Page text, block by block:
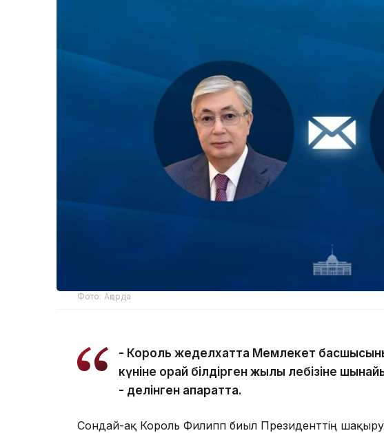
Фото: Ақорда
- Король жеделхатта Мемлекет
күніне орай білдірген жылы лебізіне
- делінген ақпаратта.
Сондай-ақ Король Филипп биыл Президенттің